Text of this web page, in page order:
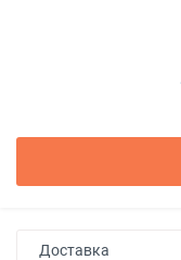
Доставка